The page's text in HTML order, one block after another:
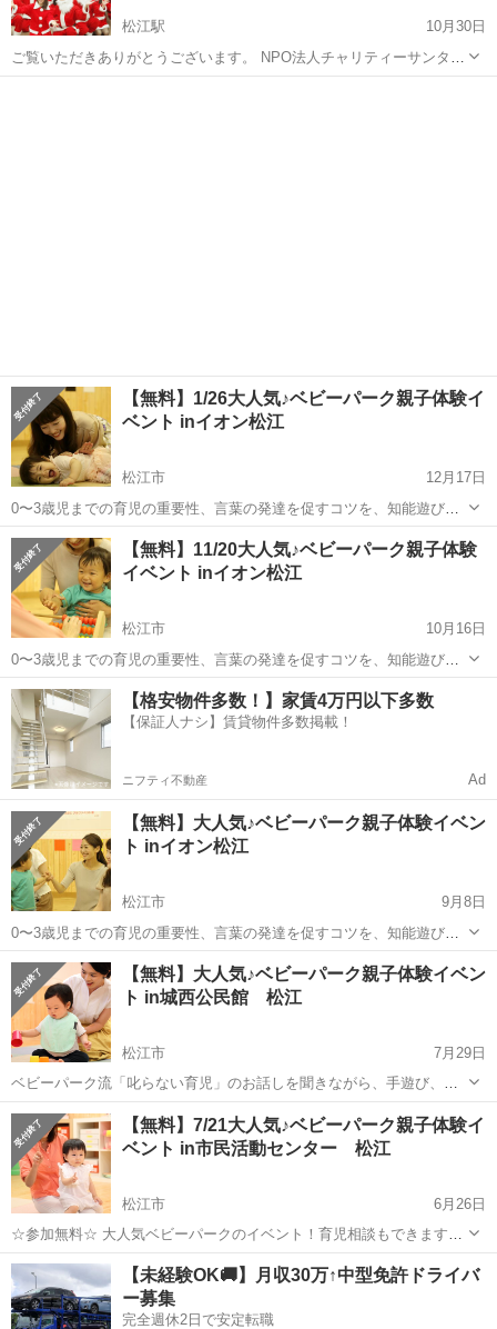
松江駅
10月30日
ご覧いただきありがとうございます。 NPO法人チャリティーサンタし
まね支部と申します。 チャリティーサンタではクリスマスイブに各家
【無料】1/26大人気♪ベビーパーク親子体験イ
ベント inイオン松江
松江市
12月17日
0〜3歳児までの育児の重要性、言葉の発達を促すコツを、知能遊びや
運動能力を高めるアクティビティ、楽しい音楽と手遊び歌などを通し
て学べます。 明日からの育児が、もっと楽しくなるイベントです♪ 育
児相談もできますよ〜...
島根 松江市 育児 ベビー
【無料】11/20大人気♪ベビーパーク親子体験
イベント inイオン松江
松江市
10月16日
0〜3歳児までの育児の重要性、言葉の発達を促すコツを、知能遊びや
運動能力を高めるアクティビティ、楽しい音楽と手遊び歌などを通し
て学べます。 明日からの育児が、もっと楽しくなるイベントです♪ 育
児相談もできますよ〜！お気軽...
島根 松江市 育児 ベビー
【格安物件多数！】家賃4万円以下多数
【保証人ナシ】賃貸物件多数掲載！
ニフティ不動産 Ad
【無料】大人気♪ベビーパーク親子体験イベン
ト inイオン松江
松江市
9月8日
0〜3歳児までの育児の重要性、言葉の発達を促すコツを、知能遊びや
運動能力を高めるアクティビティ、楽しい音楽と手遊び歌などを通し
て学べます。 明日からの育児が、もっと楽しくなるイベントです♪ 育
児相談もできますよ〜！お気軽...
島根 松江市 育児 ベビー
【無料】大人気♪ベビーパーク親子体験イベン
ト in城西公民館 松江
松江市
7月29日
ベビーパーク流「叱らない育児」のお話しを聞きながら、手遊び、ベ
ビーマッサージ、大型絵本で楽しむ45分！！ イベント盛り沢山で、お
子様もママも笑顔になっちゃいます！（＾＾） 育児相談もできます
よ〜！ ベビーパーク...
島根 松江市 育児 ベビー
【無料】7/21大人気♪ベビーパーク親子体験イ
ベント in市民活動センター 松江
松江市
6月26日
☆参加無料☆ 大人気ベビーパークのイベント！育児相談もできますよ
♪ 《親子教室ベビーパーク親子体験イベント開催！》 「子どもはかわ
いいのに、どうして怒っちゃうんだろう?」 「赤ちゃんと日中遊ぶに
もネタがすぐ尽きてし...
島根 松江市 育児 ベビー
【未経験OK🚚】月収30万↑中型免許ドライバ
ー募集
完全週休2日で安定転職